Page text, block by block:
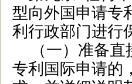
型向外国申请专
利行政部门进行
（一）准备
专利国际申请的